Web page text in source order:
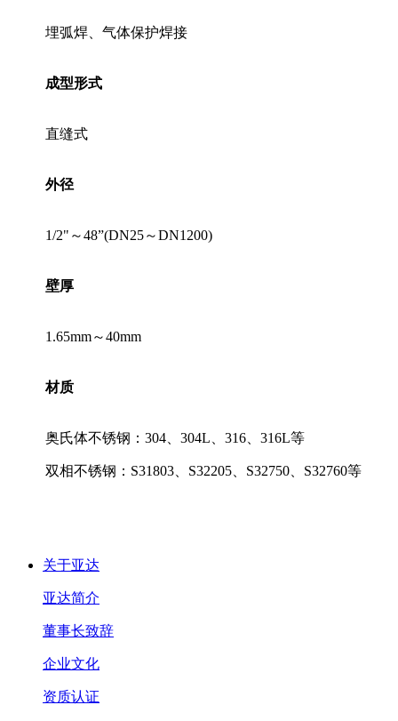
埋弧焊、气体保护焊接
成型形式
直缝式
外径
1/2"～48”(DN25～DN1200)
壁厚
1.65mm～40mm
材质
奥氏体不锈钢：304、304L、316、316L等
双相不锈钢：S31803、S32205、S32750、S32760等
关于亚达
亚达简介
董事长致辞
企业文化
资质认证